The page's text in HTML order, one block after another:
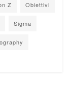
Z Obiettivi
Sigma